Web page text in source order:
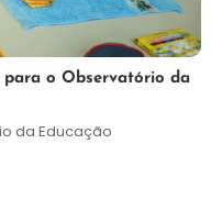
para o Observatório da
da Educação